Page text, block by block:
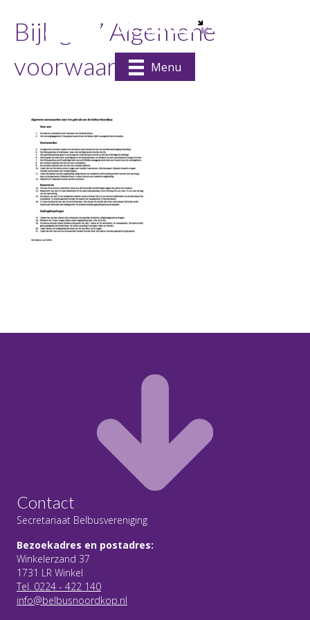
Menu
Bijlage 7 Algemene
voorwaarden
Contact
Secretariaat Belbusvereniging
Bezoekadres en postadres:
Winkelerzand 37
1731 LR Winkel
Tel. 0224 - 422 140
info@belbusnoordkop.nl